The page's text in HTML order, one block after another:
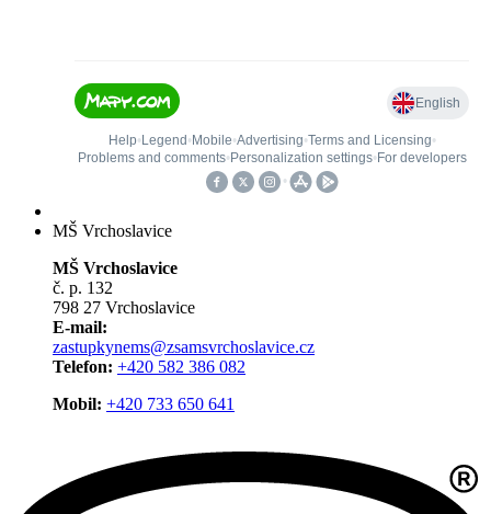
MŠ Vrchoslavice
MŠ Vrchoslavice
č. p. 132
798 27 Vrchoslavice
E-mail:
zastupkynems@zsamsvrchoslavice.cz
Telefon: +420 582 386 082
Mobil: +420 733 650 641